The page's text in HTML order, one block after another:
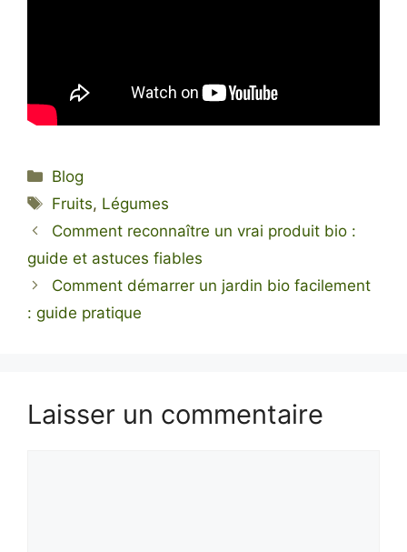
Catégories
Blog
Étiquettes
Fruits, Légumes
Comment reconnaître un vrai produit bio :
guide et astuces fiables
Comment démarrer un jardin bio facilement
: guide pratique
Laisser un commentaire